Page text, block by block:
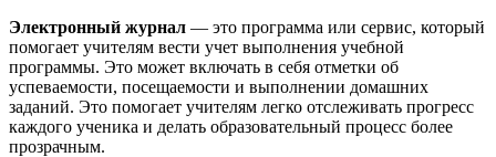
Электронный журнал — это программа или сервис, который
помогает учителям вести учет выполнения учебной
программы. Это может включать в себя отметки об
успеваемости, посещаемости и выполнении домашних
заданий. Это помогает учителям легко отслеживать прогресс
каждого ученика и делать образовательный процесс более
прозрачным.